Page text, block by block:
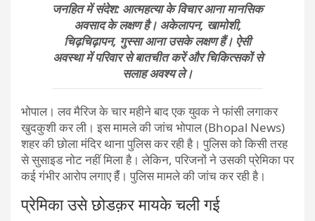
जनहित में संदेश: आत्महत्या के विचार आना मानसिक
अवसाद के लक्षण है। अकेलापन, खामोशी,
चिढ़चिढ़ापन, गुस्सा आना उसके लक्षण हैं। ऐसी
अवस्था में परिवार से बातचीत करें और चिकित्सकों से
सलाह अवश्य ले।
भोपाल। लव मैरिज के चार महीने बाद एक युवक ने फांसी लगाकर
खुदकुशी कर ली। इस मामले की जांच भोपाल (Bhopal News)
शहर की छोला मंदिर थाना पुलिस कर रही है। पुलिस को किसी तरह
से सुसाइड नोट नहीं मिला है। लेकिन, परिजनों ने उसकी प्रेमिका पर
कई गंभीर आरोप लगाए हैंं। पुलिस मामले की जांच कर रही है।
प्रेमिका उसे छोडक़र मायके चली गई